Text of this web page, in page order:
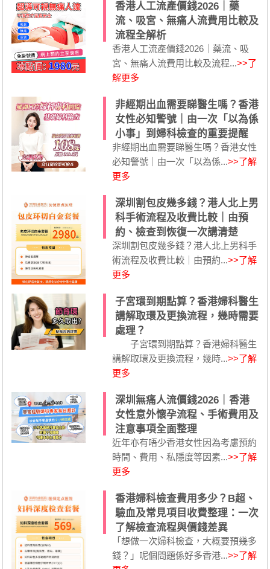
香港人工流產價錢2026｜藥
流、吸宮、無痛人流費用比較及
流程全解析
香港人工流產價錢2026｜藥流、吸
宮、無痛人流費用比較及流程...>>了
解更多
非經期出血需要睇醫生嗎？香港
女性必知警號｜由一次「以為係
小事」到婦科檢查的重要提醒
非經期出血需要睇醫生嗎？香港女性
必知警號｜由一次「以為係...>>了解
更多
深圳割包皮幾多錢？港人北上男
科手術流程及收費比較｜由預
約、檢查到恢復一次講清楚
深圳割包皮幾多錢？港人北上男科手
術流程及收費比較｜由預約...>>了解
更多
子宮環到期點算？香港婦科醫生
講解取環及更換流程，幾時需要
處理？
子宮環到期點算？香港婦科醫生
講解取環及更換流程，幾時...>>了解
更多
深圳無痛人流價錢2026｜香港
女性意外懷孕流程、手術費用及
注意事項全面整理
近年亦有唔少香港女性因為考慮預約
時間、費用、私隱度等因素...>>了解
更多
香港婦科檢查費用多少？B超、
驗血及常見項目收費整理：一次
了解檢查流程與價錢差異
「想做一次婦科檢查，大概要預幾多
錢？」呢個問題係好多香港...>>了解